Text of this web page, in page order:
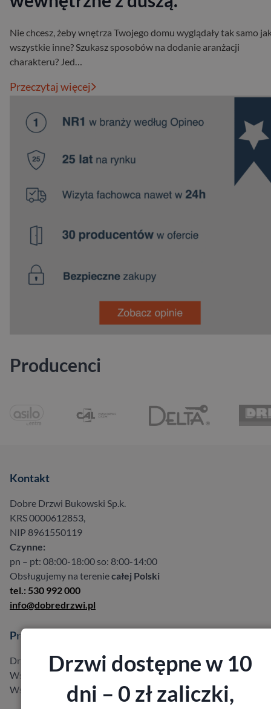
Nie chcesz, żeby wnętrza Twojego domu wyglądały tak samo
wszystkie inne? Szukasz sposobów na dodanie aranżacji
charakteru? Jed…
Przeczytaj więcej
Producenci
Kontakt
Dobre Drzwi Bukowski Sp.k.
KRS 0000612853,
NIP 8961550119
Czynne:
pn – pt: 08:00-18:00 so: 8:00-14:00
Obsługujemy na tereniecałej Polski
tel.: 530 992 000
info@dobredrzwi.pl
Produkty
Drzwi w promocji do -40%
Wszystkie produkty
Wszyscy producenci
Drzwi dostępne w 10
dni – 0 zł zaliczki,